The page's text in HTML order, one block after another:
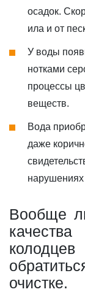
осадок.
ила и от
У воды
нотками
процессы
веществ.
Вода
даже
нарушениях
Вообще
очистке.